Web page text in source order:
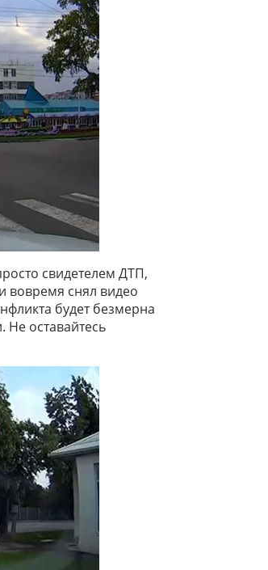
свидетелем ДТП,
вовремя снял видео
будет безмерна
Не оставайтесь